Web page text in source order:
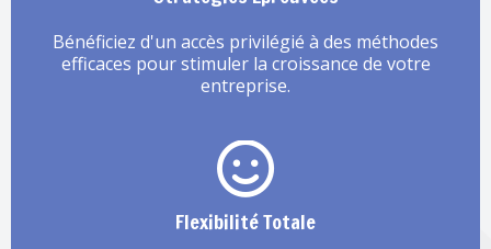
Bénéficiez d'un accès privilégié à des méthodes
efficaces pour stimuler la croissance de votre
entreprise.
Flexibilité Totale